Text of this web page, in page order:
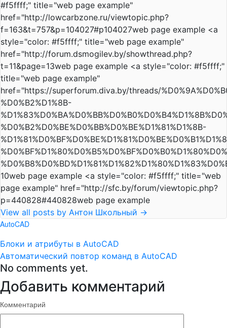
#f5ffff;" title="web page example"
href="http://lowcarbzone.ru/viewtopic.php?
f=163&t=757&p=104027#p104027web page example <a
style="color: #f5ffff;" title="web page example"
href="http://forum.dsmogilev.by/showthread.php?
t=11&page=13web page example <a style="color: #f5ffff;"
title="web page example"
href="https://superforum.diva.by/threads/
%D0%B2%D1%8B-
%D0%B2%D0%BE%D0%BB%D0%BE%D1%81%D1%8B-
10web page example <a style="color: #f5ffff;" title="web
page example" href="http://sfc.by/forum/viewtopic.php?
p=440828#440828web page example
View all posts by Антон Школьный →
AutoCAD
Блоки и атрибуты в AutoCAD
Автоматический повтор команд в AutoCAD
No comments yet.
Добавить комментарий
Комментарий